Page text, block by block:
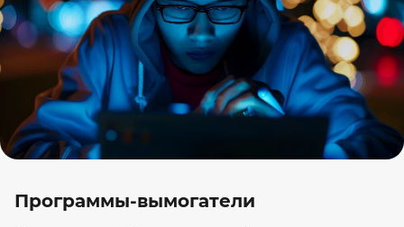
Программы-вымогатели